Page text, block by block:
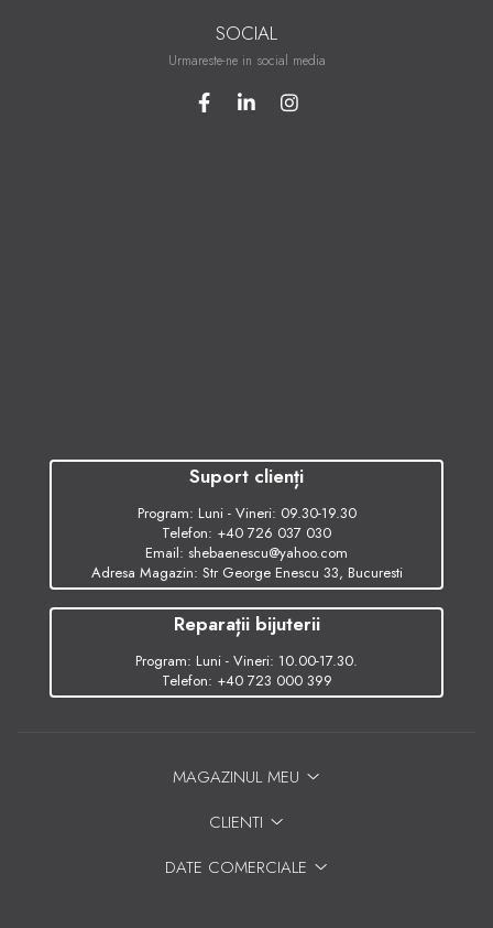
SOCIAL
Urmareste-ne in social media
Suport clienți
Program: Luni - Vineri: 09.30-19.30
Telefon: +40 726 037 030
Email: shebaenescu@yahoo.com
Adresa Magazin: Str George Enescu 33, Bucuresti
Reparații bijuterii
Program: Luni - Vineri: 10.00-17.30.
Telefon: +40 723 000 399
MAGAZINUL MEU
CLIENTI
DATE COMERCIALE